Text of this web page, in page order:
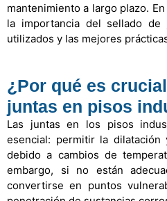
mantenimiento a largo plazo.
la importancia del sellado de
utilizados y las mejores
¿Por qué es
juntas en pisos
Las juntas en los pisos
esencial: permitir la
debido a cambios de
embargo, si no están
convertirse en puntos